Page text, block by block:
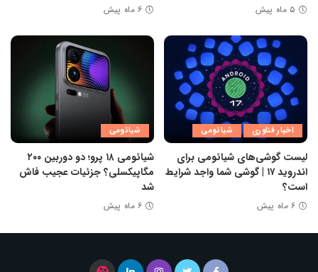
۵ ماه پیش ۶ ماه پیش
اخبار فناوری شیائومی
لیست گوشی‌های شیائومی برای
اندروید ۱۷ | گوشی شما واجد شرایط
است؟
۶ ماه پیش
شیائومی
شیائومی ۱۸ پرو؛ دو دوربین ۲۰۰
مگاپیکسلی؟ جزئیات عجیب فاش
شد
۶ ماه پیش